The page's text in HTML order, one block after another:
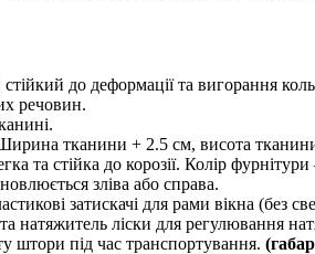
до деформації та вигорання
речовин.
тканини + 2.5 см, висота
та стійка до корозії. Колір фурнітури
зліва або справа.
затискачі для рами вікна
натяжитель ліски для регулювання
штори під час транспортування.